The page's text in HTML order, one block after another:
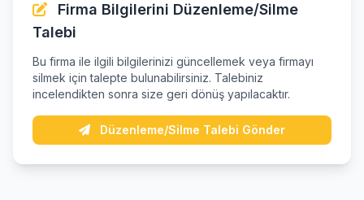
Firma Bilgilerini Düzenleme/Silme
Talebi
Bu firma ile ilgili bilgilerinizi güncellemek veya firmayı
silmek için talepte bulunabilirsiniz. Talebiniz
incelendikten sonra size geri dönüş yapılacaktır.
Düzenleme/Silme Talebi Gönder